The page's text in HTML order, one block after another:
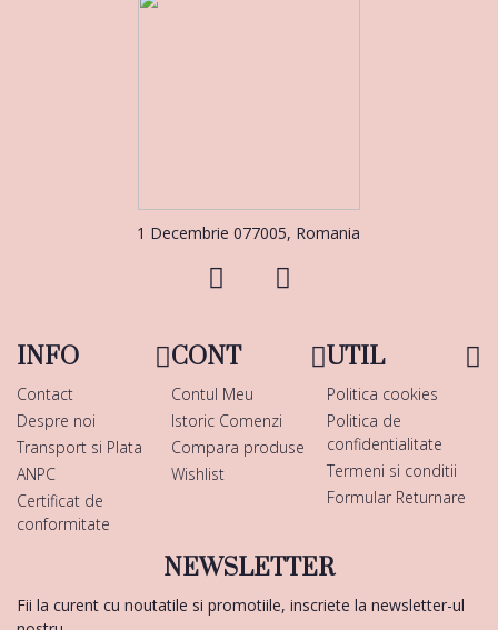
1 Decembrie 077005, Romania
INFO
Contact
Despre noi
Transport si Plata
ANPC
Certificat de
conformitate
CONT
Contul Meu
Istoric Comenzi
Compara produse
Wishlist
UTIL
Politica cookies
Politica de
confidentialitate
Termeni si conditii
Formular Returnare
NEWSLETTER
Fii la curent cu noutatile si promotiile, inscriete la newsletter-ul